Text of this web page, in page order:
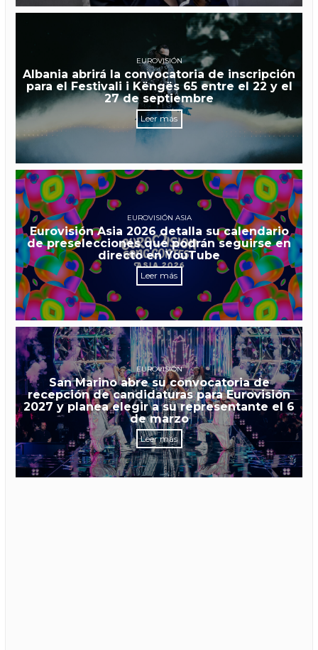
EUROVISIÓN
Albania abrirá la convocatoria de inscripción
para el Festivali i Këngës 65 entre el 22 y el
27 de septiembre
Leer más
EUROVISIÓN ASIA
Eurovisión Asia 2026 detalla su calendario
de preselecciones que podrán seguirse en
directo en YouTube
Leer más
EUROVISIÓN
San Marino abre su convocatoria de
recepción de candidaturas para Eurovisión
2027 y planea elegir a su representante el 6
de marzo
Leer más